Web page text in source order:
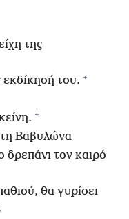
της
εκδίκησή του. +
+
Βαβυλώνα
δρεπάνι τον καιρό
θα γυρίσει